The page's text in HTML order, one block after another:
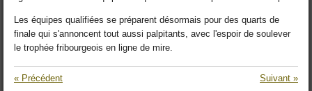
Les équipes qualifiées se préparent désormais pour des quarts de
finale qui s'annoncent tout aussi palpitants, avec l'espoir de soulever
le trophée fribourgeois en ligne de mire.
« Précédent Suivant »